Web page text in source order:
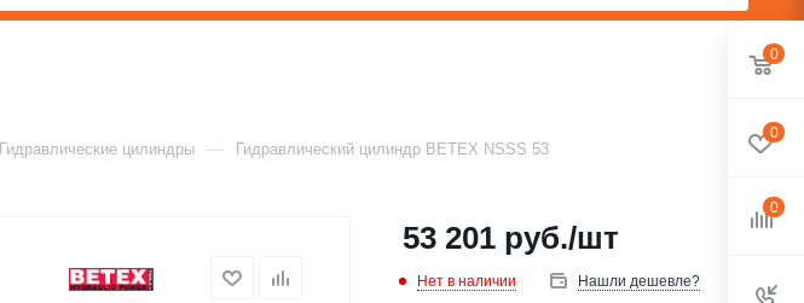
Гидравлические цилиндры — Гидравлический цилиндр BETEX NSSS 53
53 201 руб./шт
Нет в наличии Нашли дешевле?
0
0
0